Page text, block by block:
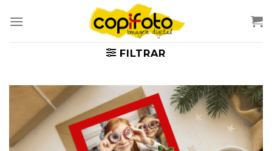
FILTRAR